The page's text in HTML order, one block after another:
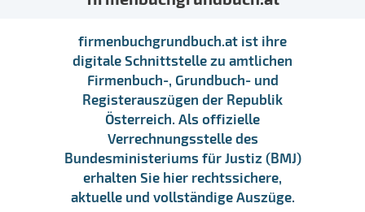
firmenbuchgrundbuch.at ist ihre
digitale Schnittstelle zu amtlichen
Firmenbuch-, Grundbuch- und
Registerauszügen der Republik
Österreich. Als offizielle
Verrechnungsstelle des
Bundesministeriums für Justiz (BMJ)
erhalten Sie hier rechtssichere,
aktuelle und vollständige Auszüge.